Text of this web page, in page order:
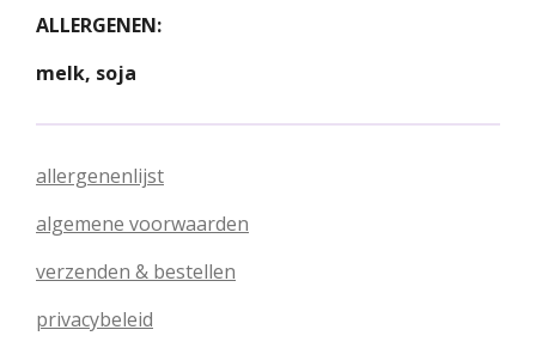
ALLERGENEN:
melk, soja
allergenenlijst
algemene voorwaarden
verzenden & bestellen
privacybeleid